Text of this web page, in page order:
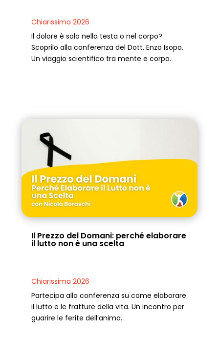
Chiarissima 2026
Il dolore è solo nella testa o nel corpo?
Scoprilo alla conferenza del Dott. Enzo Isopo.
Un viaggio scientifico tra mente e corpo.
Il Prezzo del Domani: perché elaborare
il lutto non è una scelta
Chiarissima 2026
Partecipa alla conferenza su come elaborare
il lutto e le fratture della vita. Un incontro per
guarire le ferite dell’anima.